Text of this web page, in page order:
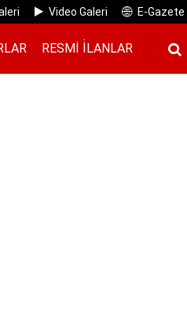
Video Galeri E-Gazete
RESMI İ̇LANLAR